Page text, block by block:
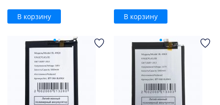
В корзину В корзину